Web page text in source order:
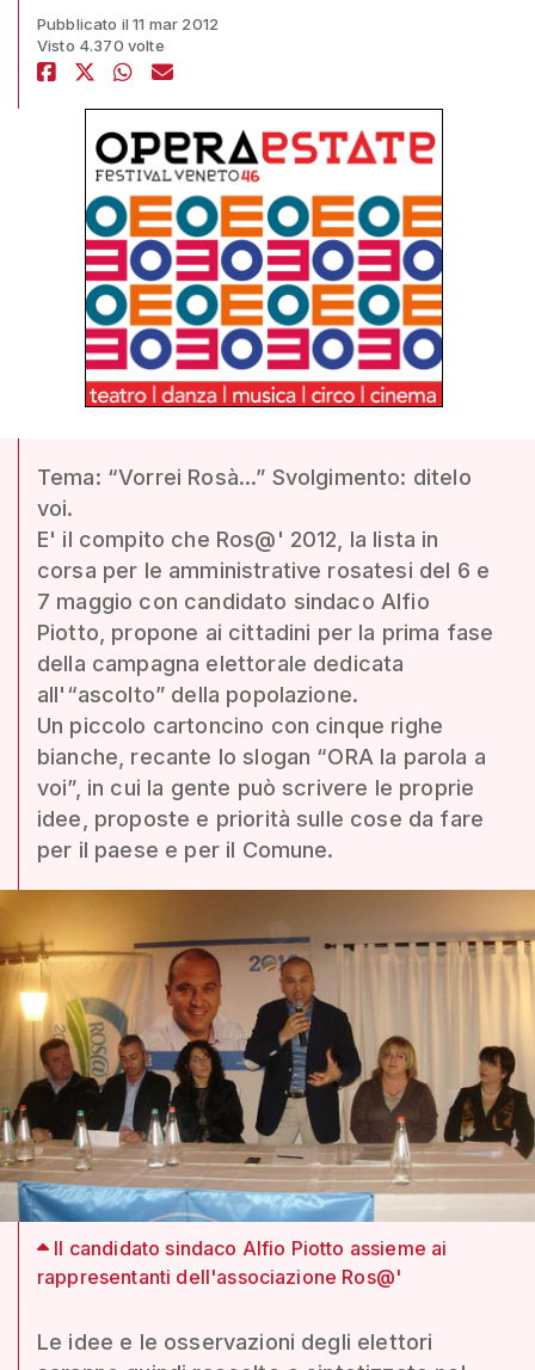
Pubblicato il 11 mar 2012
Visto 4.370 volte
Tema: “Vorrei Rosà...” Svolgimento: ditelo
voi.
E' il compito che Ros@' 2012, la lista in
corsa per le amministrative rosatesi del 6 e
7 maggio con candidato sindaco Alfio
Piotto, propone ai cittadini per la prima fase
della campagna elettorale dedicata
all'“ascolto” della popolazione.
Un piccolo cartoncino con cinque righe
bianche, recante lo slogan “ORA la parola a
voi”, in cui la gente può scrivere le proprie
idee, proposte e priorità sulle cose da fare
per il paese e per il Comune.
Il candidato sindaco Alfio Piotto assieme ai
rappresentanti dell'associazione Ros@'
Le idee e le osservazioni degli elettori